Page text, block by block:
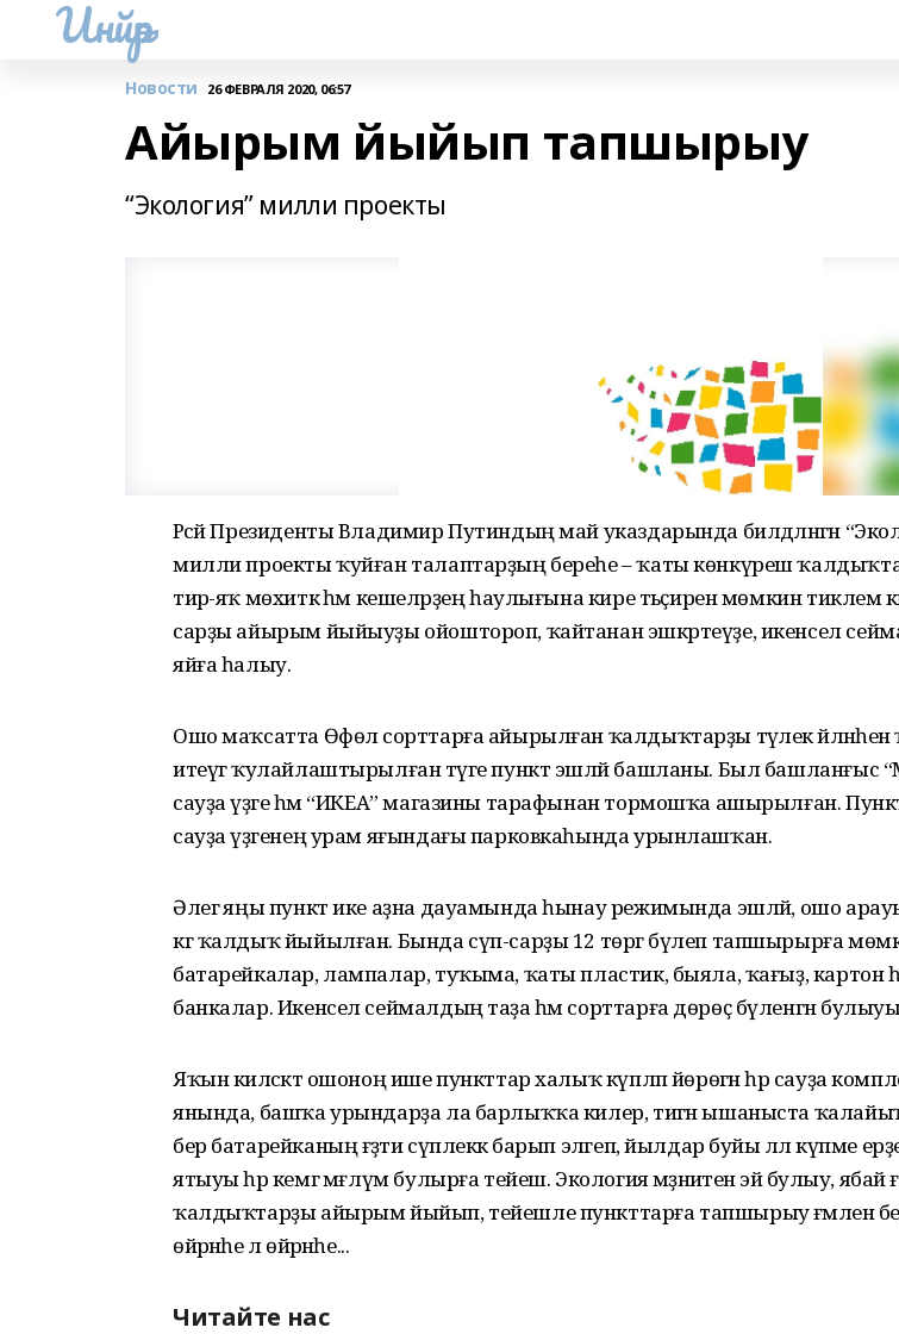
Инйәр
Новости 26 ФЕВРАЛЯ 2020, 06:57
Айырым йыйып тапшырыу
“Экология” милли проекты
Рәсәй Президенты Владимир Путиндың май указдарында билдәләнгән
милли проекты ҡуйған талаптарҙың береһе – ҡаты көнкүреш
тирә-яҡ мөхиткә һәм кешеләрҙең һаулығына кире тәьҫирен мөмкин тиклем
сарҙы айырым йыйыуҙы ойоштороп, ҡайтанан эшкәртеүҙе, икенсел
яйға һалыу.
Ошо маҡсатта Өфөлә сорттарға айырылған ҡалдыҡтарҙы тәүлек
итеүгә ҡулайлаштырылған тәүге пункт эшләй башланы. Был башланғыс
сауҙа үҙәге һәм “ИКЕА” магазины тарафынан тормошҡа ашырылған.
сауҙа үҙәгенең урам яғындағы парковкаһында урынлашҡан.
Әлегә яңы пункт ике аҙна дауамында һынау режимында эшләй, ошо
кг ҡалдыҡ йыйылған. Бында сүп-сарҙы 12 төргә бүлеп тапшырырға
батарейкалар, лампалар, туҡыма, ҡаты пластик, быяла, ҡағыҙ, картон
банкалар. Икенсел сеймалдың таҙа һәм сорттарға дөрөҫ бүленгән
Яҡын киләсәктә ошоноң ише пункттар халыҡ күпләп йөрөгән һәр сауҙа
янында, башҡа урындарҙа ла барлыҡҡа килер, тигән ышаныста ҡалайыҡ.
бер батарейканың ғәҙәти сүплеккә барып эләгеп, йылдар буйы әллә күпме
ятыуы һәр кемгә мәғлүм булырға тейеш. Экология мәҙәниәтенә эйә булыу, ябай
ҡалдыҡтарҙы айырым йыйып, тейешле пункттарға тапшырыу ғәмәленә
өйрәнәһе лә өйрәнәһе...
Читайте нас